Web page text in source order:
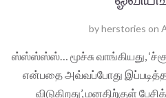
byherstories on
ஸ்ஸ்ஸ்ஸ்ஸ்… மூச்சு வாங்கியது,
என்பதை அவ்வப்போது
விடுகிறது’, மனதிற்குள்